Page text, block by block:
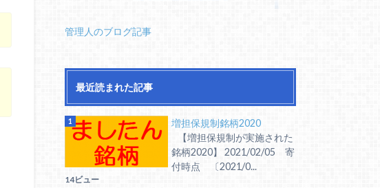
管理人のブログ記事
最近読まれた記事
増担保規制銘柄2020
【増担保規制が実施された
銘柄2020】 2021/02/05 寄
付時点 〔2021/0...
14ビュー